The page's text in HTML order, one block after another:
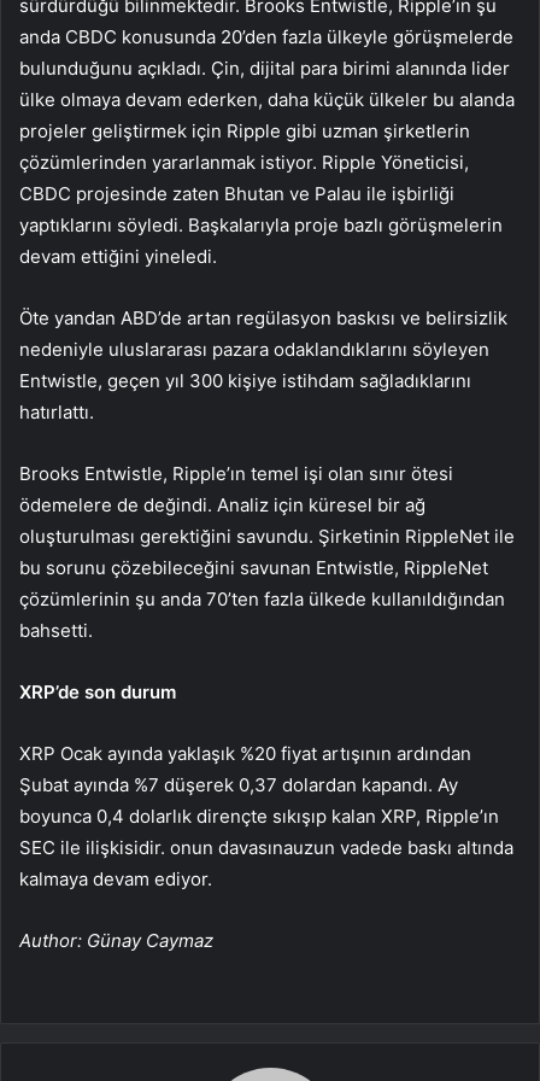
sürdürdüğü bilinmektedir. Brooks Entwistle, Ripple’ın şu
anda CBDC konusunda 20’den fazla ülkeyle görüşmelerde
bulunduğunu açıkladı. Çin, dijital para birimi alanında lider
ülke olmaya devam ederken, daha küçük ülkeler bu alanda
projeler geliştirmek için Ripple gibi uzman şirketlerin
çözümlerinden yararlanmak istiyor. Ripple Yöneticisi,
CBDC projesinde zaten Bhutan ve Palau ile işbirliği
yaptıklarını söyledi. Başkalarıyla proje bazlı görüşmelerin
devam ettiğini yineledi.
Öte yandan ABD’de artan regülasyon baskısı ve belirsizlik
nedeniyle uluslararası pazara odaklandıklarını söyleyen
Entwistle, geçen yıl 300 kişiye istihdam sağladıklarını
hatırlattı.
Brooks Entwistle, Ripple’ın temel işi olan sınır ötesi
ödemelere de değindi. Analiz için küresel bir ağ
oluşturulması gerektiğini savundu. Şirketinin RippleNet ile
bu sorunu çözebileceğini savunan Entwistle, RippleNet
çözümlerinin şu anda 70’ten fazla ülkede kullanıldığından
bahsetti.
XRP’de son durum
XRP Ocak ayında yaklaşık %20 fiyat artışının ardından
Şubat ayında %7 düşerek 0,37 dolardan kapandı. Ay
boyunca 0,4 dolarlık dirençte sıkışıp kalan XRP, Ripple’ın
SEC ile ilişkisidir. onun davasınauzun vadede baskı altında
kalmaya devam ediyor.
Author: Günay Caymaz